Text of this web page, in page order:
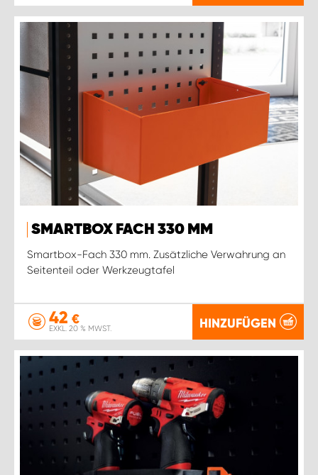
SMARTBOX FACH 330 MM
Smartbox-Fach 330 mm. Zusätzliche Verwahrung an
Seitenteil oder Werkzeugtafel
42 €
EXKL. 20 % MWST. HINZUFÜGEN